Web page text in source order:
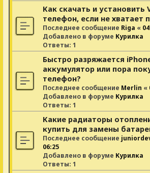
Как скачать и установить
телефон, если не хватает
Последнее сообщение Riga «
Добавлено в форуме Курилка
Ответы: 1
Быстро разряжается
аккумулятор или пора
телефон?
Последнее сообщение Merlin «
Добавлено в форуме Курилка
Ответы: 1
Какие радиаторы
купить для замены
Последнее сообщение
06:25
Добавлено в форуме Курилка
Ответы: 1